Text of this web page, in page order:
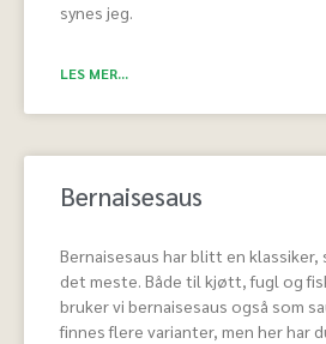
synes jeg.
LES MER...
Bernaisesaus
Bernaisesaus har blitt en klassiker,
det meste. Både til kjøtt, fugl og
bruker vi bernaisesaus også som
finnes flere varianter, men her har